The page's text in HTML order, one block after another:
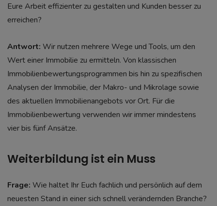
Eure Arbeit effizienter zu gestalten und Kunden besser zu
erreichen?
Antwort: Wir nutzen mehrere Wege und Tools, um den
Wert einer Immobilie zu ermitteln. Von klassischen
Immobilienbewertungsprogrammen bis hin zu spezifischen
Analysen der Immobilie, der Makro- und Mikrolage sowie
des aktuellen Immobilienangebots vor Ort. Für die
Immobilienbewertung verwenden wir immer mindestens
vier bis fünf Ansätze.
Weiterbildung ist ein Muss
Frage: Wie haltet Ihr Euch fachlich und persönlich auf dem
neuesten Stand in einer sich schnell verändernden Branche?